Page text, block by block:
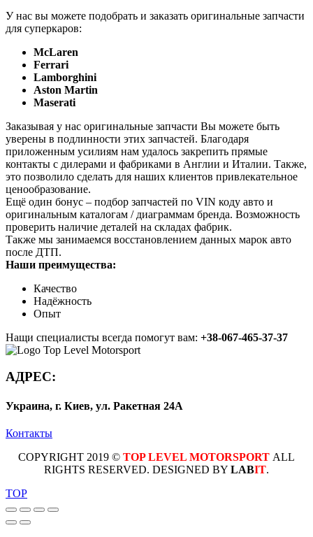
У нас вы можете подобрать и заказать оригинальные запчасти
для суперкаров:
McLaren
Ferrari
Lamborghini
Aston Martin
Maserati
Заказывая у нас оригинальные запчасти Вы можете быть
уверены в подлинности этих запчастей. Благодаря
приложенным усилиям нам удалось закрепить прямые
контакты с дилерами и фабриками в Англии и Италии. Также,
это позволило сделать для наших клиентов привлекательное
ценообразование.
Ещё один бонус – подбор запчастей по VIN коду авто и
оригинальным каталогам / диаграммам бренда. Возможность
проверить наличие деталей на складах фабрик.
Также мы занимаемся восстановлением данных марок авто
после ДТП.
Наши преимущества:
Качество
Надёжность
Опыт
Нащи специалисты всегда помогут вам: +38-067-465-37-37
АДРЕС:
Украина, г. Киев, ул. Ракетная 24А
Контакты
COPYRIGHT 2019 © TOP LEVEL MOTORSPORT ALL
RIGHTS RESERVED. DESIGNED BY LABIT.
TOP